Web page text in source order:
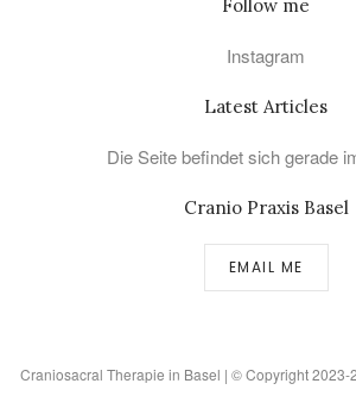
Follow me
Instagram
Latest Articles
Die Seite befindet sich gerade
Cranio Praxis Basel
EMAIL ME
Craniosacral Therapie in Basel | © Copyright 2023-